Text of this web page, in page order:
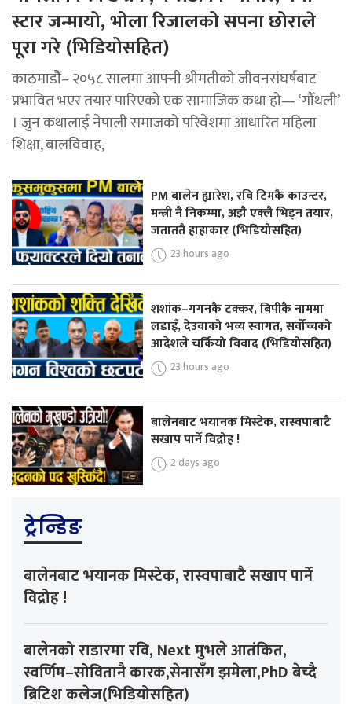
स्टार जन्मायो, भोला रिजालको सपना छोराले
पूरा गरे (भिडियोसहित)
काठमाडोैं– २०५८ सालमा आफ्नी श्रीमतीको जीवनसंघर्षबाट
प्रभावित भएर तयार पारिएको एक सामाजिक कथा हो— ‘गौँथली’
। जुन कथालाई नेपाली समाजको परिवेशमा आधारित महिला
शिक्षा, बालविवाह,
PM बालेन ह्यारेश, रवि टिमकै काउन्टर,
मन्त्री नै निकम्मा, अझै एक्लै भिड्न तयार,
जताततै हाहाकार (भिडियोसहित)
23 hours ago
शशांक–गगनकै टक्कर, बिपीकै नाममा
लडाइँ, देउवाको भव्य स्वागत, सर्वोच्चको
आदेशले चर्कियो विवाद (भिडियोसहित)
23 hours ago
बालेनबाट भयानक मिस्टेक, रास्वपाबाटै
सखाप पार्ने विद्रोह !
2 days ago
ट्रेन्डिङ
बालेनबाट भयानक मिस्टेक, रास्वपाबाटै सखाप पार्ने
विद्रोह !
बालेनको राडारमा रवि, Next मुभले आतंकित,
स्वर्णिम–सोवितानै कारक,सेनासँग झमेला,PhD बेच्दै
ब्रिटिश कलेज(भिडियोसहित)